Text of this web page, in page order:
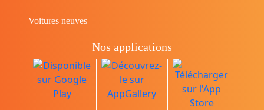
Voitures neuves
Nos applications